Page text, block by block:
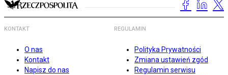
KONTAKT
O nas
Kontakt
Napisz do nas
REGULAMIN
Polityka Prywatności
Zmiana ustawień zgód
Regulamin serwisu